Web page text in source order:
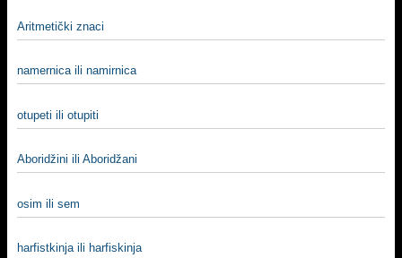
Aritmetički znaci
namernica ili namirnica
otupeti ili otupiti
Aboridžini ili Aboridžani
osim ili sem
harfistkinja ili harfiskinja